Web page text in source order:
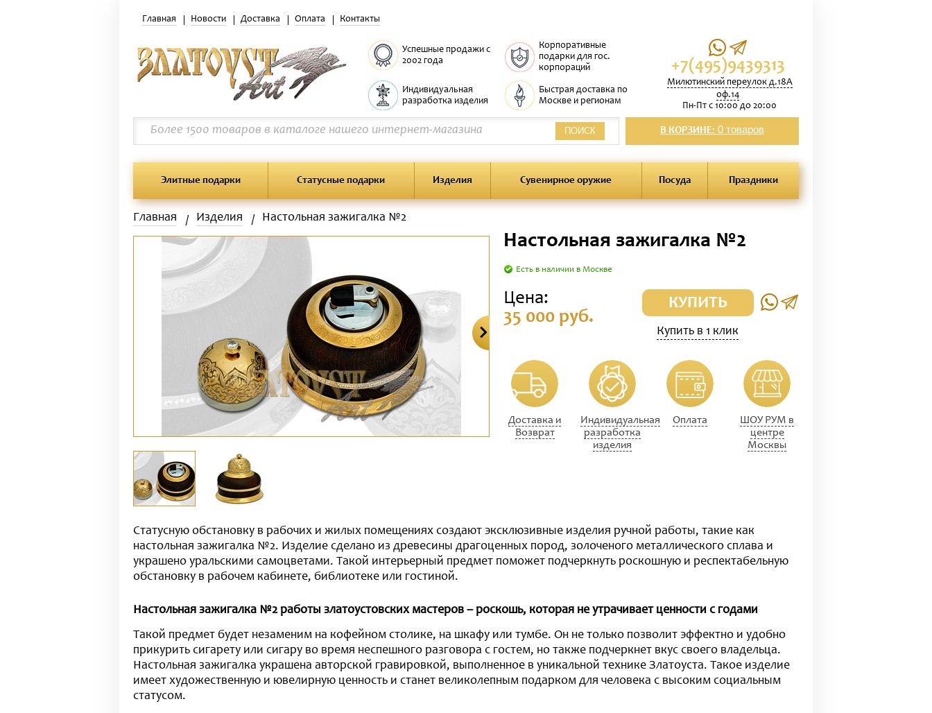
Главная Новости Доставка Оплата Контакты
+7(495)9439313
Милютинский переулок д.18А
оф.14
Пн-Пт с 10:00 до 20:00
Успешные продажи с
2002 года
Корпоративные
подарки для гос.
корпораций
Индивидуальная
разработка изделия
Быстрая доставка по
Москве и регионам
В КОРЗИНЕ: 0 товаров
ПОИСК
Элитные подарки Статусные подарки Изделия Сувенирное оружие Посуда Праздники
Главная Изделия Настольная зажигалка №2
Настольная зажигалка №2
Есть в наличии в Москве
Цена:
35 000 руб.
КУПИТЬ
Купить в 1 клик
Доставка и
Возврат
Индивидуальная
разработка
изделия
Оплата
ШОУ РУМ в
центре
Москвы
Статусную обстановку в рабочих и жилых помещениях создают эксклюзивные изделия ручной работы, такие как
настольная зажигалка №2. Изделие сделано из древесины драгоценных пород, золоченого металлического сплава и
украшено уральскими самоцветами. Такой интерьерный предмет поможет подчеркнуть роскошную и респектабельную
обстановку в рабочем кабинете, библиотеке или гостиной.
Настольная зажигалка №2 работы златоустовских мастеров – роскошь, которая не утрачивает ценности с годами
Такой предмет будет незаменим на кофейном столике, на шкафу или тумбе. Он не только позволит эффектно и удобно
прикурить сигарету или сигару во время неспешного разговора с гостем, но также подчеркнет вкус своего владельца.
Настольная зажигалка украшена авторской гравировкой, выполненное в уникальной технике Златоуста. Такое изделие
имеет художественную и ювелирную ценность и станет великолепным подарком для человека с высоким социальным
статусом.